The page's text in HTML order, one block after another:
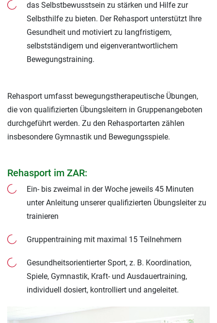
das Selbstbewusstsein zu stärken und Hilfe zur
Selbsthilfe zu bieten. Der Rehasport unterstützt Ihre
Gesundheit und motiviert zu langfristigem,
selbstständigem und eigenverantwortlichem
Bewegungstraining.
Rehasport umfasst bewegungstherapeutische Übungen,
die von qualifizierten Übungsleitern in Gruppenangeboten
durchgeführt werden. Zu den Rehasportarten zählen
insbesondere Gymnastik und Bewegungsspiele.
Rehasport im ZAR:
Ein- bis zweimal in der Woche jeweils 45 Minuten
unter Anleitung unserer qualifizierten Übungsleiter zu
trainieren
Gruppentraining mit maximal 15 Teilnehmern
Gesundheitsorientierter Sport, z. B. Koordination,
Spiele, Gymnastik, Kraft- und Ausdauertraining,
individuell dosiert, kontrolliert und angeleitet.